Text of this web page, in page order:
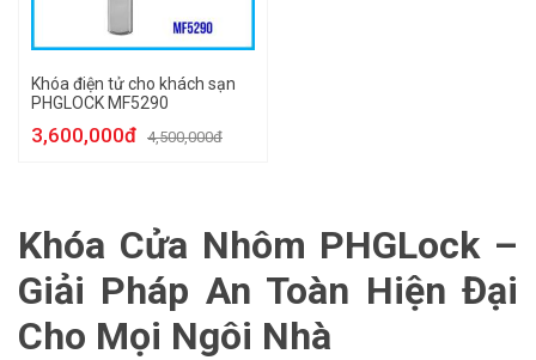
Khóa điện tử cho khách sạn
PHGLOCK MF5290
3,600,000đ 4,500,000đ
Khóa Cửa Nhôm PHGLock –
Giải Pháp An Toàn Hiện Đại
Cho Mọi Ngôi Nhà